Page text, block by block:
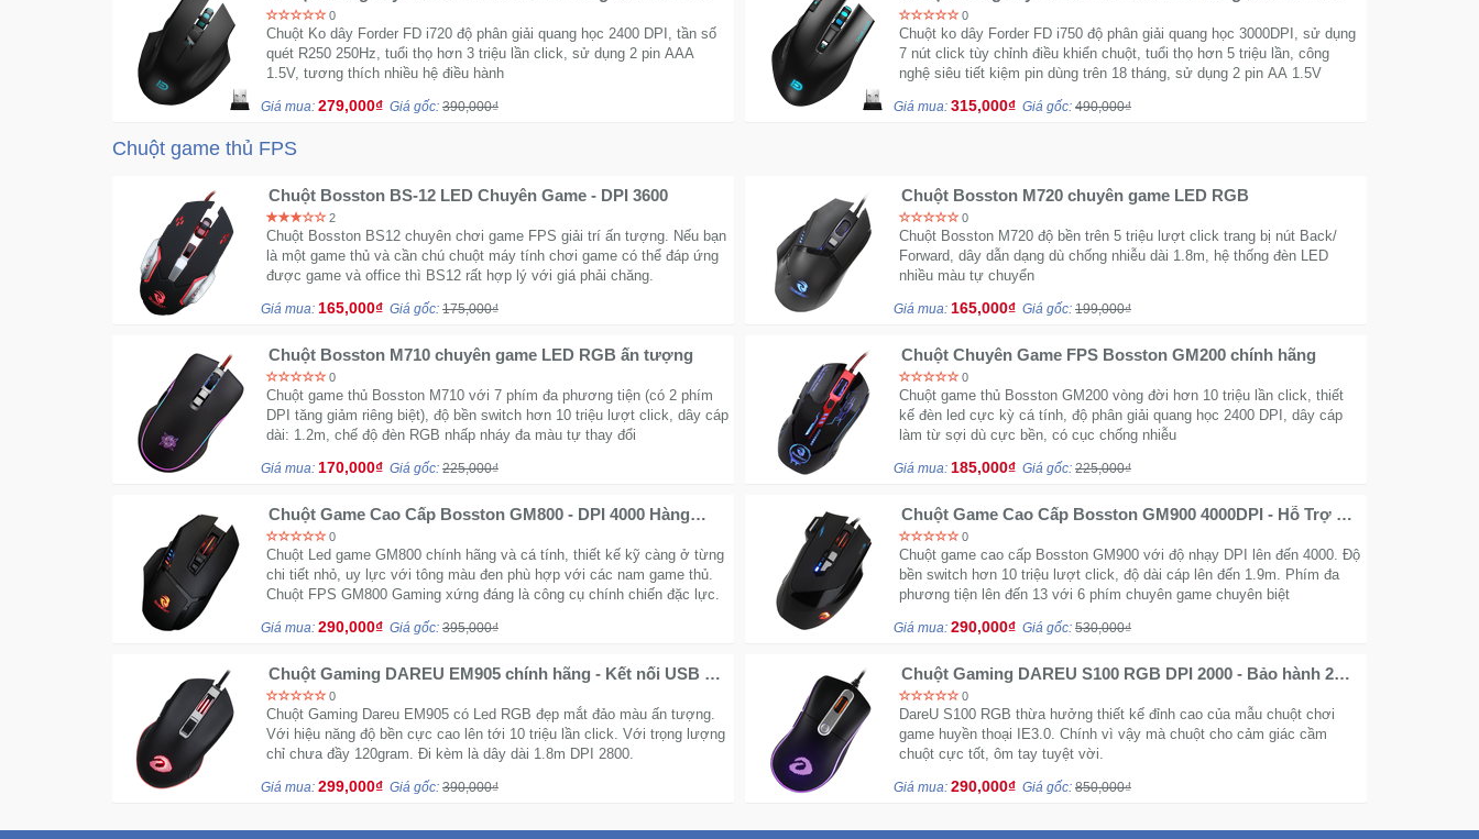
năm
0
Chuột Ko dây Forder FD i720 độ phân giải quang học 2400 DPI, tần số
quét R250 250Hz, tuổi thọ hơn 3 triệu lần click, sử dụng 2 pin AAA
1.5V, tương thích nhiều hệ điều hành
Giá mua: 279,000₫ Giá gốc: 390,000₫
năm
0
Chuột ko dây Forder FD i750 độ phân giải quang học 3000DPI, sử dụng
7 nút click tùy chỉnh điều khiển chuột, tuổi thọ hơn 5 triệu lần, công
nghệ siêu tiết kiệm pin dùng trên 18 tháng, sử dụng 2 pin AA 1.5V
Giá mua: 315,000₫ Giá gốc: 490,000₫
Chuột game thủ FPS
Chuột Bosston BS-12 LED Chuyên Game - DPI 3600
2
Chuột Bosston BS12 chuyên chơi game FPS giải trí ấn tượng. Nếu bạn
là một game thủ và cần chú chuột máy tính chơi game có thể đáp ứng
được game và office thì BS12 rất hợp lý với giá phải chăng.
Giá mua: 165,000₫ Giá gốc: 175,000₫
Chuột Bosston M720 chuyên game LED RGB
0
Chuột Bosston M720 độ bền trên 5 triệu lượt click trang bị nút Back/
Forward, dây dẫn dạng dù chống nhiễu dài 1.8m, hệ thống đèn LED
nhiều màu tự chuyển
Giá mua: 165,000₫ Giá gốc: 199,000₫
Chuột Bosston M710 chuyên game LED RGB ấn tượng
0
Chuột game thủ Bosston M710 với 7 phím đa phương tiện (có 2 phím
DPI tăng giảm riêng biệt), độ bền switch hơn 10 triệu lượt click, dây cáp
dài: 1.2m, chế độ đèn RGB nhấp nháy đa màu tự thay đổi
Giá mua: 170,000₫ Giá gốc: 225,000₫
Chuột Chuyên Game FPS Bosston GM200 chính hãng
0
Chuột game thủ Bosston GM200 vòng đời hơn 10 triệu lần click, thiết
kế đèn led cực kỳ cá tính, độ phân giải quang học 2400 DPI, dây cáp
làm từ sợi dù cực bền, có cục chống nhiễu
Giá mua: 185,000₫ Giá gốc: 225,000₫
Chuột Game Cao Cấp Bosston GM800 - DPI 4000 Hàng
chính hãng
0
Chuột Led game GM800 chính hãng và cá tính, thiết kế kỹ càng ở từng
chi tiết nhỏ, uy lực với tông màu đen phù hợp với các nam game thủ.
Chuột FPS GM800 Gaming xứng đáng là công cụ chính chiến đặc lực.
Giá mua: 290,000₫ Giá gốc: 395,000₫
Chuột Game Cao Cấp Bosston GM900 4000DPI - Hỗ Trợ 6
Phím Game Chuyên Biệt
0
Chuột game cao cấp Bosston GM900 với độ nhạy DPI lên đến 4000. Độ
bền switch hơn 10 triệu lượt click, độ dài cáp lên đến 1.9m. Phím đa
phương tiện lên đến 13 với 6 phím chuyên game chuyên biệt
Giá mua: 290,000₫ Giá gốc: 530,000₫
Chuột Gaming DAREU EM905 chính hãng - Kết nối USB có
Led
0
Chuột Gaming Dareu EM905 có Led RGB đẹp mắt đảo màu ấn tượng.
Với hiệu năng độ bền cực cao lên tới 10 triệu lần click. Với trọng lượng
chỉ chưa đầy 120gram. Đi kèm là dây dài 1.8m DPI 2800.
Giá mua: 299,000₫ Giá gốc: 390,000₫
Chuột Gaming DAREU S100 RGB DPI 2000 - Bảo hành 2
năm chính hãng
0
DareU S100 RGB thừa hưởng thiết kế đỉnh cao của mẫu chuột chơi
game huyền thoại IE3.0. Chính vì vậy mà chuột cho cảm giác cầm
chuột cực tốt, ôm tay tuyệt vời.
Giá mua: 290,000₫ Giá gốc: 850,000₫